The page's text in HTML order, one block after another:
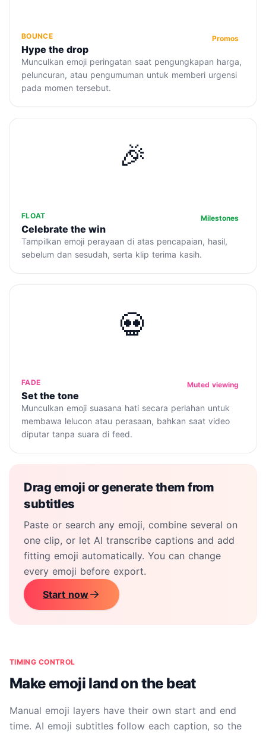
BOUNCE
Hype the drop
Promos
Munculkan emoji peringatan saat pengungkapan harga,
peluncuran, atau pengumuman untuk memberi urgensi
pada momen tersebut.
🎉
FLOAT
Celebrate the win
Milestones
Tampilkan emoji perayaan di atas pencapaian, hasil,
sebelum dan sesudah, serta klip terima kasih.
💀
FADE
Set the tone
Muted viewing
Munculkan emoji suasana hati secara perlahan untuk
membawa lelucon atau perasaan, bahkan saat video
diputar tanpa suara di feed.
Drag emoji or generate them from
subtitles
Paste or search any emoji, combine several on
one clip, or let AI transcribe captions and add
fitting emoji automatically. You can change
every emoji before export.
Start now
TIMING CONTROL
Make emoji land on the beat
Manual emoji layers have their own start and end
time. AI emoji subtitles follow each caption, so the